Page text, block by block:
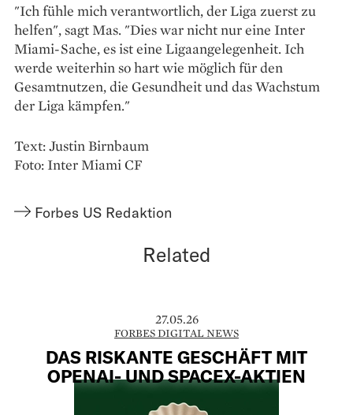
"Ich fühle mich verantwortlich, der Liga zuerst zu
helfen", sagt Mas. "Dies war nicht nur eine Inter
Miami-Sache, es ist eine Ligaangelegenheit. Ich
werde weiterhin so hart wie möglich für den
Gesamtnutzen, die Gesundheit und das Wachstum
der Liga kämpfen."
Text: Justin Birnbaum
Foto: Inter Miami CF
Forbes US Redaktion
Related
27.05.26
FORBES DIGITAL NEWS
DAS RISKANTE GESCHÄFT MIT
OPENAI- UND SPACEX-AKTIEN